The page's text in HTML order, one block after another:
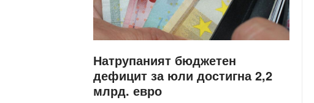
Натрупаният бюджетен
дефицит за юли достигна 2,2
млрд. евро